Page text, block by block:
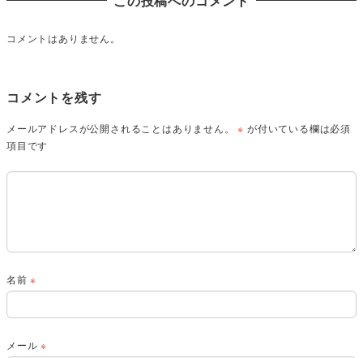
コメントはありません。
コメントを残す
メールアドレスが公開されることはありません。 ※ が付いている欄は必須
項目です
名前※
メール※